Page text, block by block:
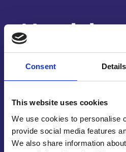
Consent Details
This website uses cookies
We use cookies to personalise
provide social media features
We also share information
maat
Waarom aluminium op maat
laten uitvoeren, vraagt u zich
ten grondslag. Aan de ene
hoogwaardige
de kwalitatieve machines in